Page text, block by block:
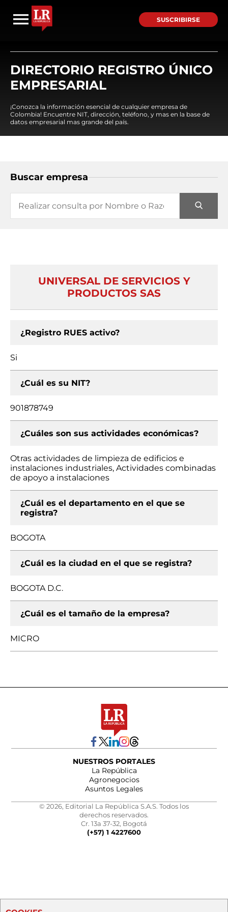
SUSCRIBIRSE
DIRECTORIO REGISTRO ÚNICO
EMPRESARIAL
¡Conozca la información esencial de cualquier empresa de
Colombia! Encuentre NIT, dirección, teléfono, y mas en la base de
datos empresarial mas grande del país.
Buscar empresa
UNIVERSAL DE SERVICIOS Y
PRODUCTOS SAS
¿Registro RUES activo?
Si
¿Cuál es su NIT?
901878749
¿Cuáles son sus actividades económicas?
Otras actividades de limpieza de edificios e
instalaciones industriales, Actividades combinadas
de apoyo a instalaciones
¿Cuál es el departamento en el que se
registra?
BOGOTA
¿Cuál es la ciudad en el que se registra?
BOGOTA D.C.
¿Cuál es el tamaño de la empresa?
MICRO
NUESTROS PORTALES
La República
Agronegocios
Asuntos Legales
© 2026, Editorial La República S.A.S. Todos los
derechos reservados.
Cr. 13a 37-32, Bogotá
(+57) 1 4227600